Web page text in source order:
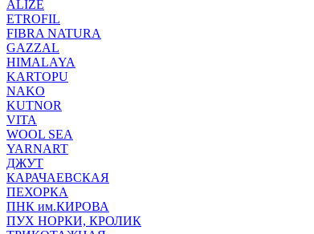
ALIZE
ETROFIL
FIBRA NATURA
GAZZAL
HIMALAYA
KARTOPU
NAKO
KUTNOR
VITA
WOOL SEA
YARNART
ДЖУТ
КАРАЧАЕВСКАЯ
ПЕХОРКА
ПНК им.КИРОВА
ПУХ НОРКИ, КРОЛИК